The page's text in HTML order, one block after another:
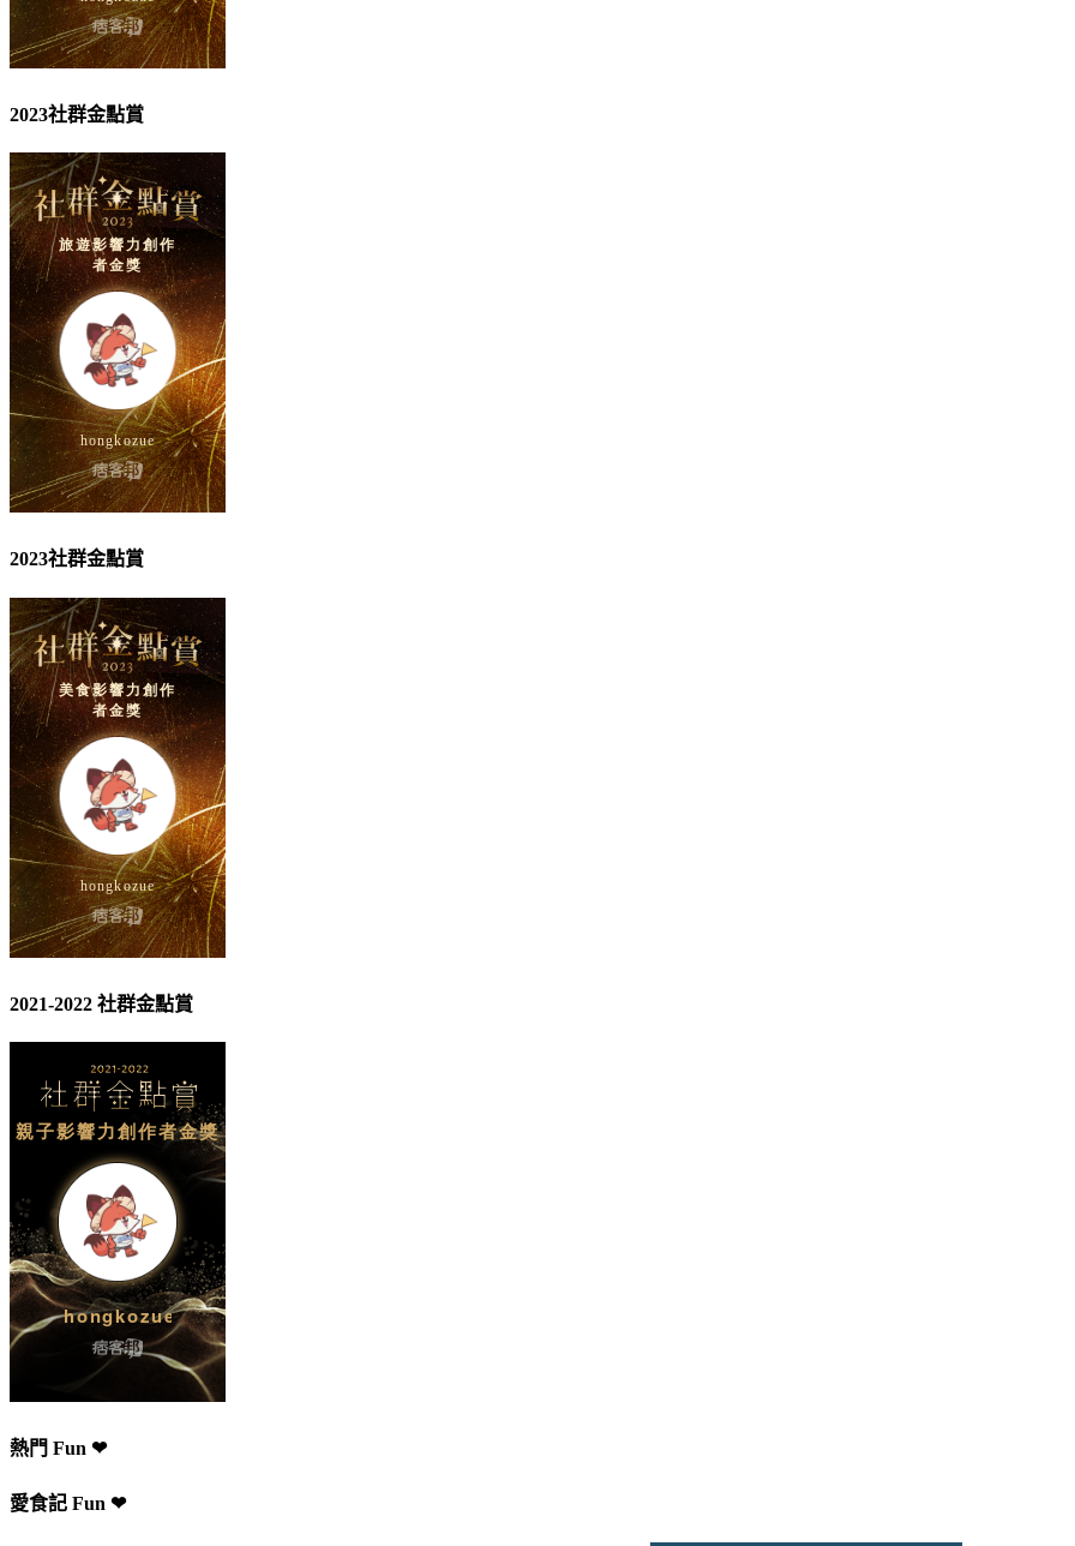
2023社群金點賞
2023社群金點賞
2021-2022 社群金點賞
熱門 Fun ❤
愛食記 Fun ❤